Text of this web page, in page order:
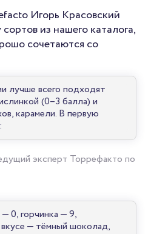
Игорь Красовский
из нашего каталога,
сочетаются со
лучше всего подходят
(0–3 балла) и
карамели. В первую
эксперт Торрефакто по
0, горчинка — 9,
— тёмный шоколад,